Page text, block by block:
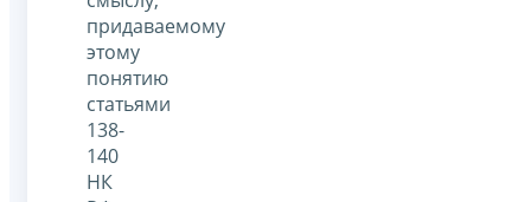
придаваемому
этому
понятию
статьями
138-
140
НК